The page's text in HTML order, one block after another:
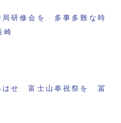
局研修会を 多事多難な時
崎
はせ 富士山奉祝祭を 冨